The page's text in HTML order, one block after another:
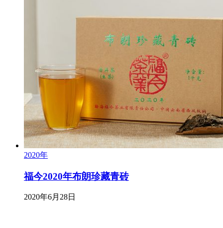
2020年
福今2020年布朗珍藏青砖
2020年6月28日